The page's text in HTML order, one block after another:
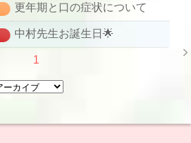
更年期と口の症状について
中村先生お誕生日🌟
1